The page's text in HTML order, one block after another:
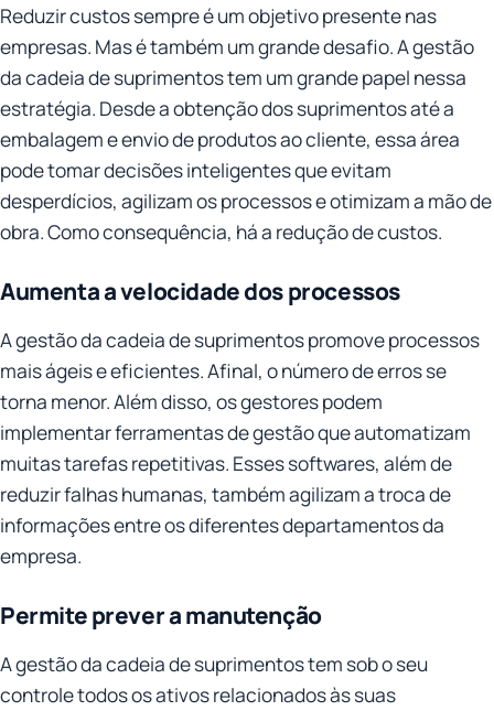
Reduzir custos sempre é um objetivo presente nas
empresas. Mas é também um grande desafio. A gestão
da cadeia de suprimentos tem um grande papel nessa
estratégia. Desde a obtenção dos suprimentos até a
embalagem e envio de produtos ao cliente, essa área
pode tomar decisões inteligentes que evitam
desperdícios, agilizam os processos e otimizam a mão de
obra. Como consequência, há a redução de custos.
Aumenta a velocidade dos processos
A gestão da cadeia de suprimentos promove processos
mais ágeis e eficientes. Afinal, o número de erros se
torna menor. Além disso, os gestores podem
implementar ferramentas de gestão que automatizam
muitas tarefas repetitivas. Esses softwares, além de
reduzir falhas humanas, também agilizam a troca de
informações entre os diferentes departamentos da
empresa.
Permite prever a manutenção
A gestão da cadeia de suprimentos tem sob o seu
controle todos os ativos relacionados às suas